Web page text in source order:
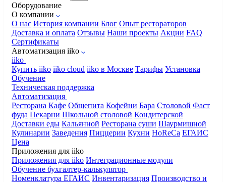
Оборудование
О компании
О нас История компании Блог Опыт рестораторов
Доставка и оплата Отзывы Наши проекты Акции FAQ
Сертификаты
Автоматизация iiko
iiko
Купить iiko iiko cloud iiko в Москве Тарифы Установка
Обучение
Техническая поддержка
Автоматизация
Ресторана Кафе Общепита Кофейни Бара Столовой Фаст
фуда Пекарни Школьной столовой Кондитерской
Доставки еды Кальянной Ресторана суши Шаурмишной
Кулинарии Заведения Пиццерии Кухни HoReCa ЕГАИС
Цена
Приложения для iiko
Приложения для iiko Интеграционные модули
Обучение бухгалтер-калькулятор
Номенклатура ЕГАИС Инвентаризация Производство и